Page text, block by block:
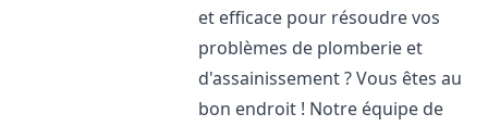
et efficace pour résoudre vos
problèmes de plomberie et
d'assainissement ? Vous êtes au
bon endroit ! Notre équipe de